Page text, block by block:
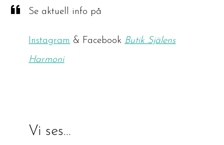
Se aktuell info på
Instagram & Facebook Butik Själens
Harmoni
Vi ses…